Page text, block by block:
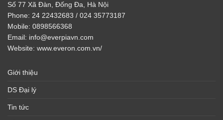
Số 77 Xã Đàn, Đống Đa, Hà Nội
Phone: 24 22432683 / 024 35773187
Mobile: 0898566368
Email: info@everpiavn.com
Website: www.everon.com.vn/
Giới thiệu
DS Đại lý
Tin tức